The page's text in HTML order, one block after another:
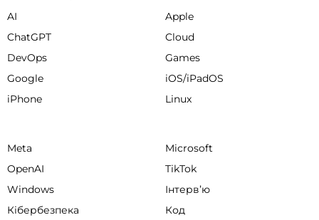
AI
Apple
ChatGPT
Cloud
DevOps
Games
Google
iOS/iPadOS
iPhone
Linux
Meta
Microsoft
OpenAI
TikTok
Windows
Інтервʼю
Кібербезпека
Код